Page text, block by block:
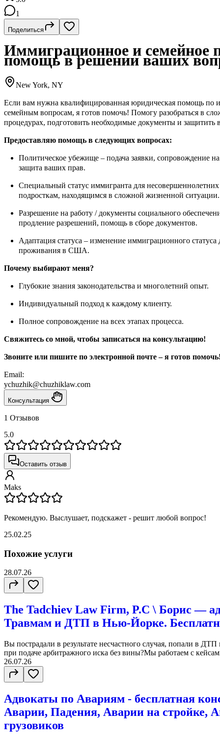
1
Поделиться
Иммиграционное и семейное
помощь в решении ваших
New York, NY
Если вам нужна квалифицированная юридическая помощь
семейным вопросам, я готов помочь! Помогу разобраться в
процедурах, подготовить необходимые документы и защитить
Предоставляю помощь в следующих вопросах:
Политическое убежище – подача заявки, сопровождение на
защита ваших прав.
Специальный статус иммигранта для
подросткам, находящимся в сложной жизненной ситуации.
Разрешение на работу / документы социального
продление разрешений, помощь в сборе документов.
Адаптация статуса – изменение иммиграционного статуса
проживания в США.
Почему выбирают меня?
Глубокие знания законодательства и многолетний опыт.
Индивидуальный подход к каждому клиенту.
Полное сопровождение на всех этапах процесса.
Свяжитесь со мной, чтобы записаться на консультацию!
Звоните или пишите по электронной почте – я готов
Email:
ychuzhik@chuzhiklaw.com
Консультация
1 Отзывов
5.0
Оставить отзыв
Maks
Рекомендую. Выслушает, подскажет - решит любой вопрос!
25.02.25
Похожие услуги
28.07.26
The Tadchiev Law Firm, P.C \ Борис —
Травмам и ДТП в Нью-Йорке.
Вы пострадали в результате несчастного случая, попали в
при подаче арбитражного иска без вины?Мы работаем с
26.07.26
Адвокаты по Aвариям - бесплатная
Аварии, Падения, Аварии на стройке,
грузовиков